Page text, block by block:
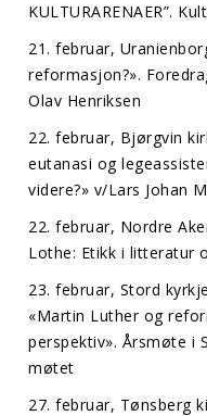
KULTURARENAER”.
21. februar,
reformasjon?».
Olav Henriksen
22. februar, Bjørgvin
eutanasi og
videre?» v/Lars Johan
22. februar, Nordre
Lothe: Etikk i litteratur
23. februar, Stord
«Martin Luther og
perspektiv». Årsmøte i
møtet
27. februar, Tønsberg